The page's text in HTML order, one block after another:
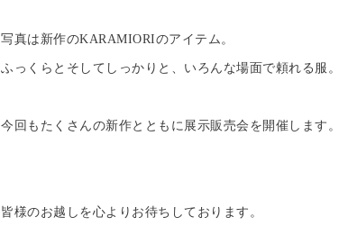
写真は新作のKARAMIORIのアイテム。
ふっくらとそしてしっかりと、いろんな場面で頼れる服。
今回もたくさんの新作とともに展示販売会を開催します。
皆様のお越しを心よりお待ちしております。